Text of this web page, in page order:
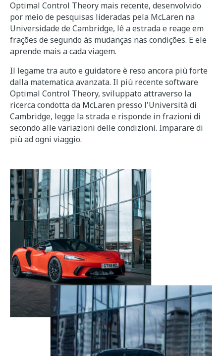
Optimal Control Theory mais recente, desenvolvido
por meio de pesquisas lideradas pela McLaren na
Universidade de Cambridge, lê a estrada e reage em
frações de segundo às mudanças nas condições. E ele
aprende mais a cada viagem.
Il legame tra auto e guidatore è reso ancora più forte
dalla matematica avanzata. Il più recente software
Optimal Control Theory, sviluppato attraverso la
ricerca condotta da McLaren presso l'Università di
Cambridge, legge la strada e risponde in frazioni di
secondo alle variazioni delle condizioni. Imparare di
più ad ogni viaggio.